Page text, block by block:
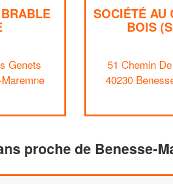
Genets
SOCIÉTÉ AU
BOIS
51 Chemin
40230
proche de Benesse-